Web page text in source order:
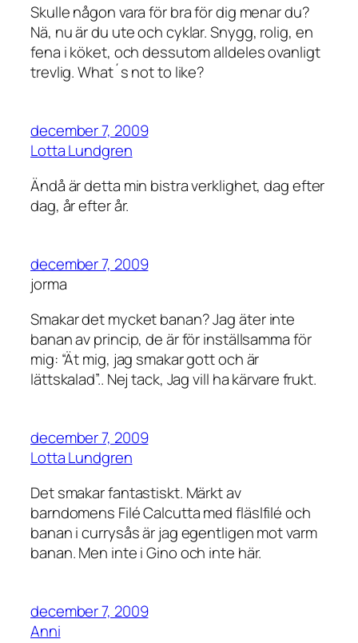
Skulle någon vara för bra för dig menar du?
Nä, nu är du ute och cyklar. Snygg, rolig, en
fena i köket, och dessutom alldeles ovanligt
trevlig. What´s not to like?
december 7, 2009
Lotta Lundgren
Ändå är detta min bistra verklighet, dag efter
dag, år efter år.
december 7, 2009
jorma
Smakar det mycket banan? Jag äter inte
banan av princip, de är för inställsamma för
mig: “Ät mig, jag smakar gott och är
lättskalad”.. Nej tack, Jag vill ha kärvare frukt.
december 7, 2009
Lotta Lundgren
Det smakar fantastiskt. Märkt av
barndomens Filé Calcutta med fläslfilé och
banan i currysås är jag egentligen mot varm
banan. Men inte i Gino och inte här.
december 7, 2009
Anni